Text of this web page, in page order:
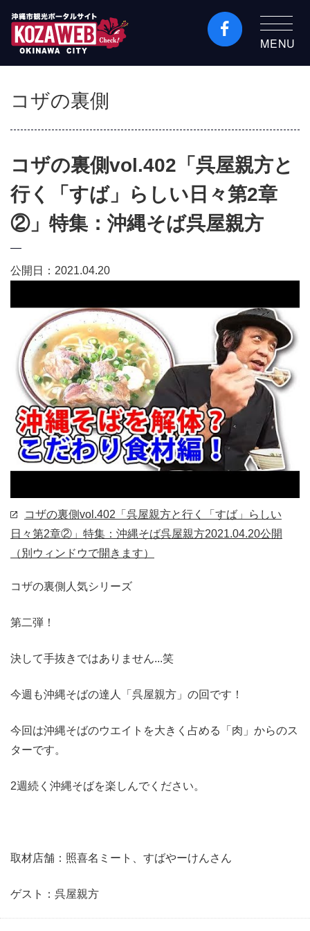
沖縄市観光ポータルコ
縄市コザの表も裏も楽
MENU
コザの裏側
コザの裏側vol.402「呉屋親方と
行く「すば」らしい日々第2章
②」特集：沖縄そば呉屋親方
公開日：2021.04.20
コザの裏側vol.402「呉屋親方と行く「すば」らしい
日々第2章②」特集：沖縄そば呉屋親方2021.04.20公開
（別ウィンドウで開きます）
コザの裏側人気シリーズ
第二弾！
決して手抜きではありません...笑
今週も沖縄そばの達人「呉屋親方」の回です！
今回は沖縄そばのウエイトを大きく占める「肉」からのス
ターです。
2週続く沖縄そばを楽しんでください。
取材店舗：照喜名ミート、すばやーけんさん
ゲスト：呉屋親方